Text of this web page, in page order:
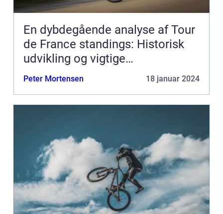
En dybdegående analyse af Tour
de France standings: Historisk
udvikling og vigtige
informationer
Peter Mortensen 18 januar 2024